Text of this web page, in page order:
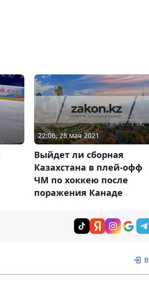
22:06, 28 мая 2021
Выйдет ли сборная
Казахстана в плей-офф
ЧМ по хоккею после
поражения Канаде